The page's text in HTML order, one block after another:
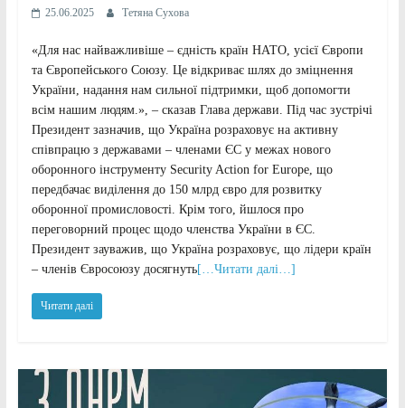
25.06.2025 Тетяна Сухова
«Для нас найважливіше – єдність країн НАТО, усієї Європи
та Європейського Союзу. Це відкриває шлях до зміцнення
України, надання нам сильної підтримки, щоб допомогти
всім нашим людям.», – сказав Глава держави. Під час зустрічі
Президент зазначив, що Україна розраховує на активну
співпрацю з державами – членами ЄС у межах нового
оборонного інструменту Security Action for Europe, що
передбачає виділення до 150 млрд євро для розвитку
оборонної промисловості. Крім того, йшлося про
переговорний процес щодо членства України в ЄС.
Президент зауважив, що Україна розраховує, що лідери країн
– членів Євросоюзу досягнуть[…Читати далі…]
Читати далі